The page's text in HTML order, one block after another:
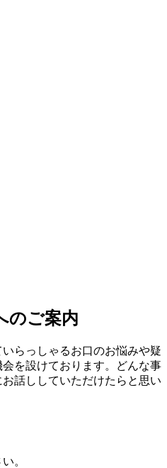
のご案内
らっしゃるお口のお悩みや疑
を設けております。どんな事
話ししていただけたらと思い
。